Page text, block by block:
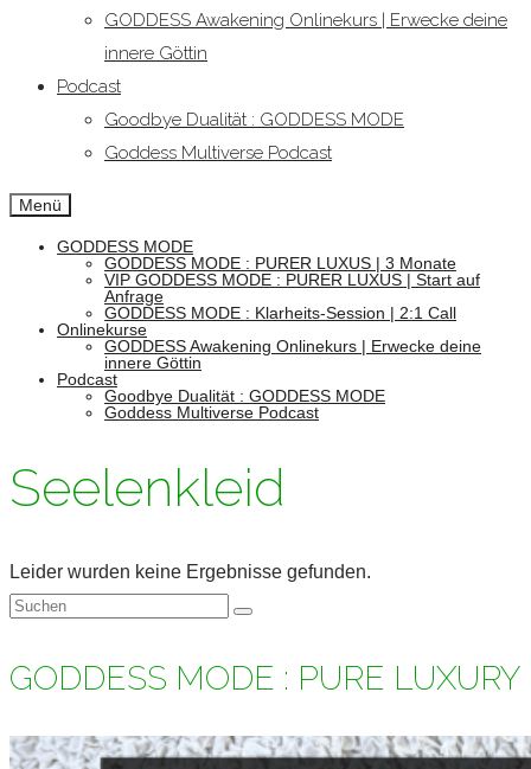
GODDESS Awakening Onlinekurs | Erwecke deine
innere Göttin
Podcast
Goodbye Dualität : GODDESS MODE
Goddess Multiverse Podcast
Menü
GODDESS MODE
GODDESS MODE : PURER LUXUS | 3 Monate
VIP GODDESS MODE : PURER LUXUS | Start auf
Anfrage
GODDESS MODE : Klarheits-Session | 2:1 Call
Onlinekurse
GODDESS Awakening Onlinekurs | Erwecke deine
innere Göttin
Podcast
Goodbye Dualität : GODDESS MODE
Goddess Multiverse Podcast
Seelenkleid
Leider wurden keine Ergebnisse gefunden.
Suchen
GODDESS MODE : PURE LUXURY